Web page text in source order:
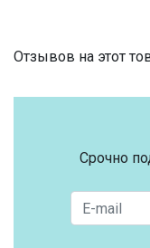
Отзывов на этот
Срочно